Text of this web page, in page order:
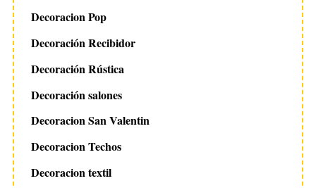
Decoracion Pop
Decoración Recibidor
Decoración Rústica
Decoración salones
Decoracion San Valentin
Decoracion Techos
Decoracion textil